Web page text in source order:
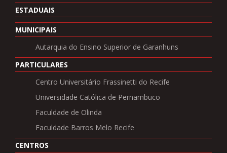
ESTADUAIS
MUNICIPAIS
Autarquia do Ensino Superior de Garanhuns
PARTICULARES
Centro Universitário Frassinetti do Recife
Universidade Católica de Pernambuco
Faculdade de Olinda
Faculdade Barros Melo Recife
CENTROS